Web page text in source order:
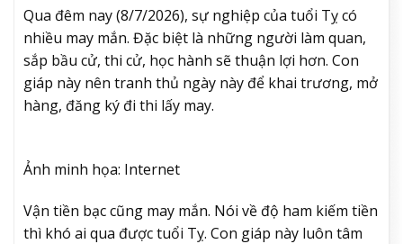
Qua đêm nay (8/7/2026), sự nghiệp của tuổi Tỵ có
nhiều may mắn. Đặc biệt là những người làm quan,
sắp bầu cử, thi cử, học hành sẽ thuận lợi hơn. Con
giáp này nên tranh thủ ngày này để khai trương, mở
hàng, đăng ký đi thi lấy may.
Ảnh minh họa: Internet
Vận tiền bạc cũng may mắn. Nói về độ ham kiếm tiền
thì khó ai qua được tuổi Tỵ. Con giáp này luôn tâm